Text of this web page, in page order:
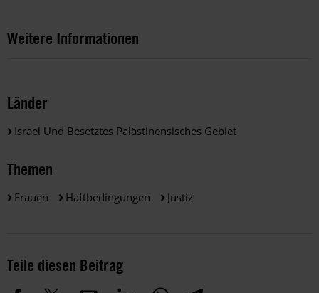
Weitere Informationen
Länder
Israel Und Besetztes Palästinensisches Gebiet
Themen
Frauen Haftbedingungen Justiz
Teile diesen Beitrag